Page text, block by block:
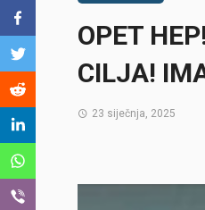
OPET
CILJA!
23 siječnja, 2025